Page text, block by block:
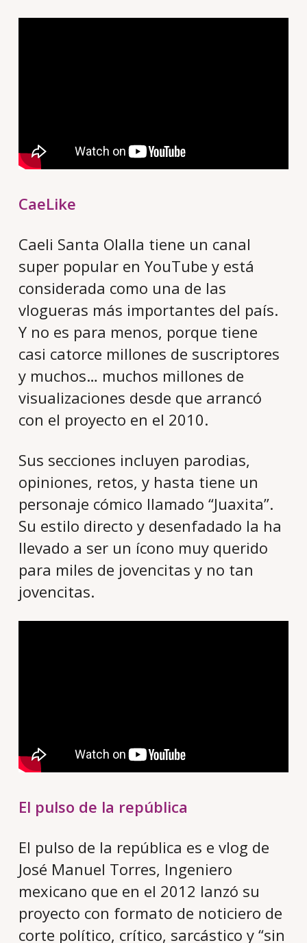
CaeLike
Caeli Santa Olalla tiene un canal
super popular en YouTube y está
considerada como una de las
vlogueras más importantes del país.
Y no es para menos, porque tiene
casi catorce millones de suscriptores
y muchos… muchos millones de
visualizaciones desde que arrancó
con el proyecto en el 2010.
Sus secciones incluyen parodias,
opiniones, retos, y hasta tiene un
personaje cómico llamado “Juaxita”.
Su estilo directo y desenfadado la ha
llevado a ser un ícono muy querido
para miles de jovencitas y no tan
jovencitas.
El pulso de la república
El pulso de la república es e vlog de
José Manuel Torres, Ingeniero
mexicano que en el 2012 lanzó su
proyecto con formato de noticiero de
corte político, crítico, sarcástico y “sin